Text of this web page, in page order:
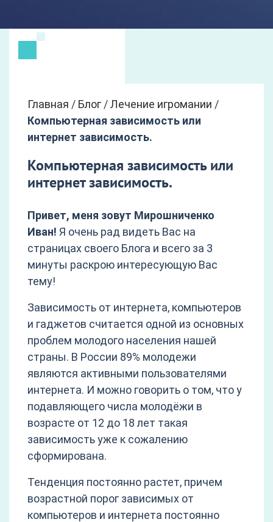
Главная / Блог /Лечение игромании /
Компьютерная зависимость или
интернет зависимость.
Компьютерная зависимость или
интернет зависимость.
Привет, меня зовут Мирошниченко
Иван! Я очень рад видеть Вас на
страницах своего Блога и всего за 3
минуты раскрою интересующую Вас
тему!
Зависимость от интернета, компьютеров
и гаджетов считается одной из основных
проблем молодого населения нашей
страны. В России 89% молодежи
являются активными пользователями
интернета. И можно говорить о том, что у
подавляющего числа молодёжи в
возрасте от 12 до 18 лет такая
зависимость уже к сожалению
сформирована.
Тенденция постоянно растет, причем
возрастной порог зависимых от
компьютеров и интернета постоянно